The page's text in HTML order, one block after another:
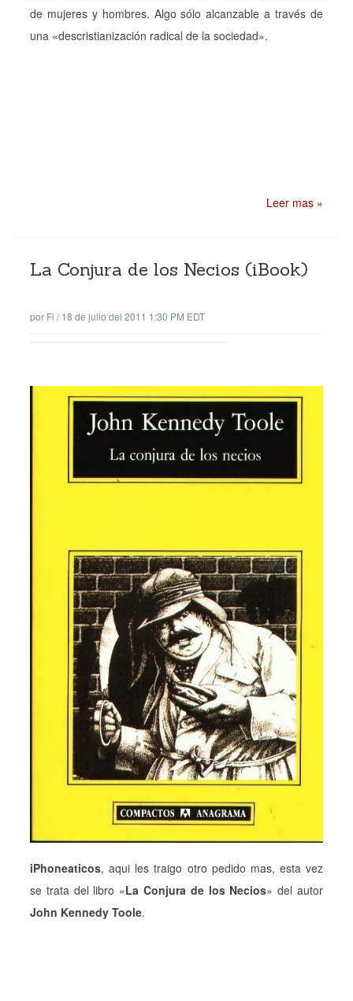
de mujeres y hombres. Algo sólo alcanzable a través de
una «descristianización radical de la sociedad».
Leer mas »
La Conjura de los Necios (iBook)
por Fi /18 de julio del 2011 1:30 PM EDT
iPhoneaticos, aqui les traigo otro pedido mas, esta vez
se trata del libro «La Conjura de los Necios» del autor
John Kennedy Toole.